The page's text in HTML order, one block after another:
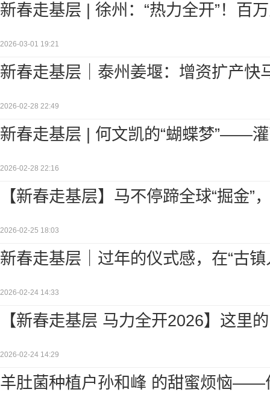
新春走基层 | 徐州：“热力全开”！百
2026-03-01 19:21
新春走基层｜泰州姜堰：增资扩产快
2026-02-28 22:49
新春走基层 | 何文凯的“蝴蝶梦”——
2026-02-28 22:16
【新春走基层】马不停蹄全球“掘金”
2026-02-25 18:03
新春走基层｜过年的仪式感，在“古镇
2026-02-24 14:33
【新春走基层 马力全开2026】这里
2026-02-24 14:29
羊肚菌种植户孙和峰 的甜蜜烦恼——